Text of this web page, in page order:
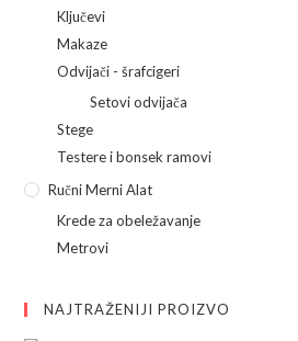
Ključevi
Makaze
Odvijači - šrafcigeri
Setovi odvijača
Stege
Testere i bonsek ramovi
Ručni Merni Alat
Krede za obeležavanje
Metrovi
NAJTRAŽENIJI PROIZVO